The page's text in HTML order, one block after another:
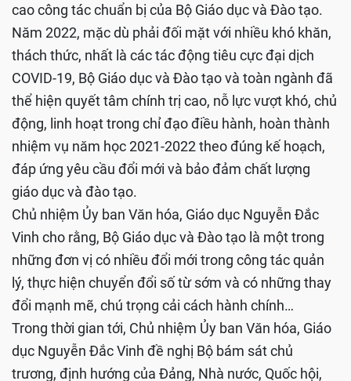
cao công tác chuẩn bị của Bộ Giáo dục và Đào tạo.
Năm 2022, mặc dù phải đối mặt với nhiều khó khăn,
thách thức, nhất là các tác động tiêu cực đại dịch
COVID-19, Bộ Giáo dục và Đào tạo và toàn ngành đã
thể hiện quyết tâm chính trị cao, nỗ lực vượt khó, chủ
động, linh hoạt trong chỉ đạo điều hành, hoàn thành
nhiệm vụ năm học 2021-2022 theo đúng kế hoạch,
đáp ứng yêu cầu đổi mới và bảo đảm chất lượng
giáo dục và đào tạo.
Chủ nhiệm Ủy ban Văn hóa, Giáo dục Nguyễn Đắc
Vinh cho rằng, Bộ Giáo dục và Đào tạo là một trong
những đơn vị có nhiều đổi mới trong công tác quản
lý, thực hiện chuyển đổi số từ sớm và có những thay
đổi mạnh mẽ, chú trọng cải cách hành chính…
Trong thời gian tới, Chủ nhiệm Ủy ban Văn hóa, Giáo
dục Nguyễn Đắc Vinh đề nghị Bộ bám sát chủ
trương, định hướng của Đảng, Nhà nước, Quốc hội,